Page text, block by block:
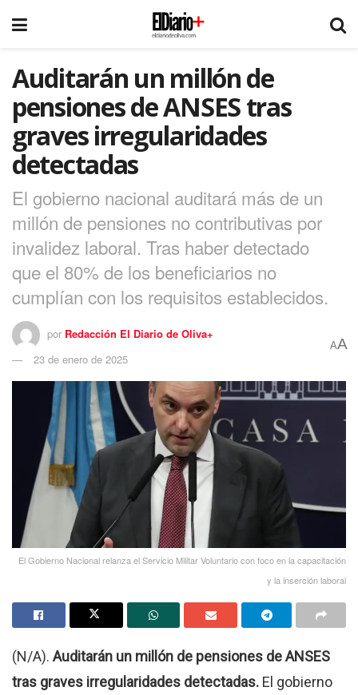
Auditarán un millón de
pensiones de ANSES tras
graves irregularidades
detectadas
El gobierno nacional auditará más de un
millón de pensiones no contributivas por
invalidez laboral. Tras haber detectado
que el 80% de los beneficiarios no
cumplían con los requisitos establecidos.
por Redacción El Diario de Oliva+
23 de enero de 2025
AA
El Gobierno Nacional relanza el Servicio Militar Voluntario con foco en la capacitación
y la inserción laboral
(N/A). Auditarán un millón de pensiones de ANSES
tras graves irregularidades detectadas. El gobierno